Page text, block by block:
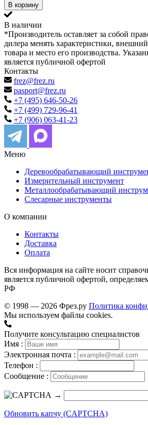
В корзину
В наличии
*Производитель оставляет за собой
дилера менять характеристики,
товара и место его производства.
является публичной офертой
Контакты
frez@frez.ru
pasport@frez.ru
+7 (495) 646-50-26
+7 (499) 729-96-41
+7 (906) 063-41-23
Меню
Деревообрабатывающий
Измерительный инструмент
Металлообрабатывающий
Слесарные инструменты
О компании
Контакты
Доставка
Оплата
Вся информация на сайте носит
является публичной офертой,
РФ
© 1998 — 2026 Фрез.ру Политика
Мы используем файлы cookies.
Получите консультацию специалистов
Имя :
Электронная почта :
Телефон :
Сообщение :
→
Обновить капчу (CAPTCHA)